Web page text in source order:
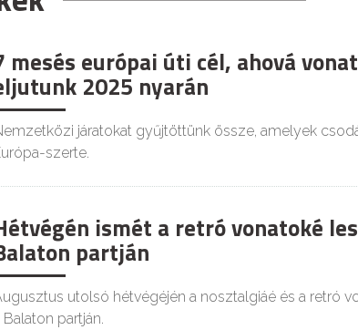
mesés európai úti cél, ahová
2025 nyarán
járatokat gyűjtöttünk össze, amelyek
szerte.
ismét a retró vonatoké
partján
utolsó hétvégéjén a nosztalgiáé és a retró
Balaton partján.